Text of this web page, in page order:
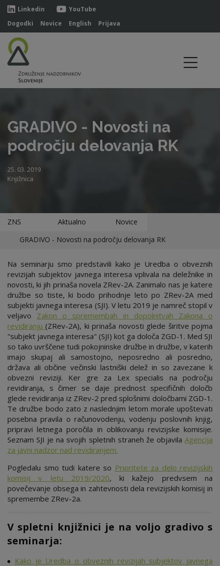
Linkedin
YouTube
Dogodki
Novice English Prijava
GRADIVO - Novosti na
področju delovanja RK
25. 03. 2019
Knjižnica
ZNS Aktualno
Novice
GRADIVO - Novosti na področju delovanja RK
Na seminarju smo predstavili kako je Uredba o obveznih
revizijah subjektov javnega interesa vplivala na deležnike in
novosti, ki jih prinaša novela ZRev-2A. Zanimalo nas je katere
družbe so tiste, ki bodo prihodnje leto po ZRev-2A med
subjekti javnega interesa (SJI). V letu 2019 je namreč stopil v
veljavo Zakon o spremembah in dopolnitvah Zakona o
revidiranju (ZRev-2A), ki prinaša novosti glede širitve pojma
"subjekt javnega interesa" (SJI) kot ga določa ZGD-1. Med SJI
so tako uvrščene tudi pokojninske družbe in družbe, v katerih
imajo skupaj ali samostojno, neposredno ali posredno,
država ali občine večinski lastniški delež in so zavezane k
obvezni reviziji. Ker gre za Lex specialis na področju
revidiranja, s čimer se daje prednost specifičnih določb
glede revidiranja iz ZRev-2 pred splošnimi določbami ZGD-1.
Te družbe bodo zato z naslednjim letom morale upoštevati
posebna pravila o računovodenju, vodenju poslovnih knjig,
pripravi letnega poročila in oblikovanju revizijske komisije.
Seznam SJI je na svojih spletnih straneh že objavila Agencija
za javni nadzor nad revidiranjem.
Pogledalu smo tudi katere so Prioritete za delo revizijskih
komisij v letu 2019/2020, ki kažejo predvsem na
povečevanje obsega in zahtevnosti dela revizijskih komisij in
spremembe ZRev-2a.
V spletni knjižnici je na voljo gradivo s
seminarja:
Kako je Uredba o obveznih revizijah subjektov javnega